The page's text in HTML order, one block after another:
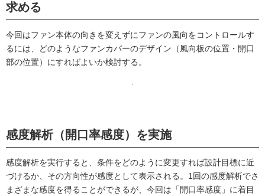
求める
今回はファン本体の向きを変えずにファンの風向をコントロールす
るには、どのようなファンカバーのデザイン（風向板の位置・開口
部の位置）にすればよいか検討する。
感度解析（開口率感度）を実施
感度解析を実行すると、条件をどのように変更すれば設計目標に近
づけるか、その方向性が感度として表示される。1回の感度解析でさ
まざまな感度を得ることができるが、今回は「開口率感度」に着目